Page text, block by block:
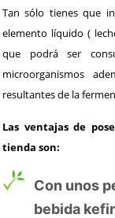
Tan sólo tienes que
elemento líquido (
que podrá ser
microorganismos
resultantes de la
Las ventajas de
tienda son:
Con unos
bebida